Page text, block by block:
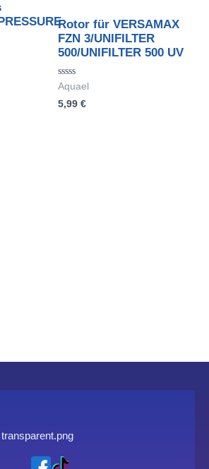
Rotor für VERSAMAX
FZN 3/UNIFILTER
500/UNIFILTER 500 UV
Bewertet
mit
0
Aquael
5,99 €